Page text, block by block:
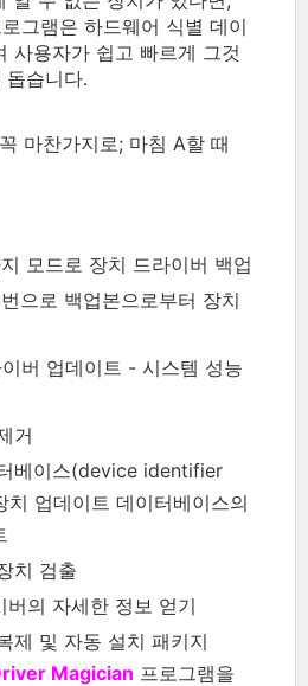
로그램은 하드웨어 식별 데이
사용자가 쉽고 빠르게 그것
습니다.
마찬가지로; 마침 A할 때
모드로 장치 드라이버 백업
으로 백업본으로부터 장치
버 업데이트 - 시스템 성능
거
베이스(device identifier
업데이트 데이터베이스의
치 검출
버의 자세한 정보 얻기
제 및 자동 설치 패키지
Magician 프로그램을